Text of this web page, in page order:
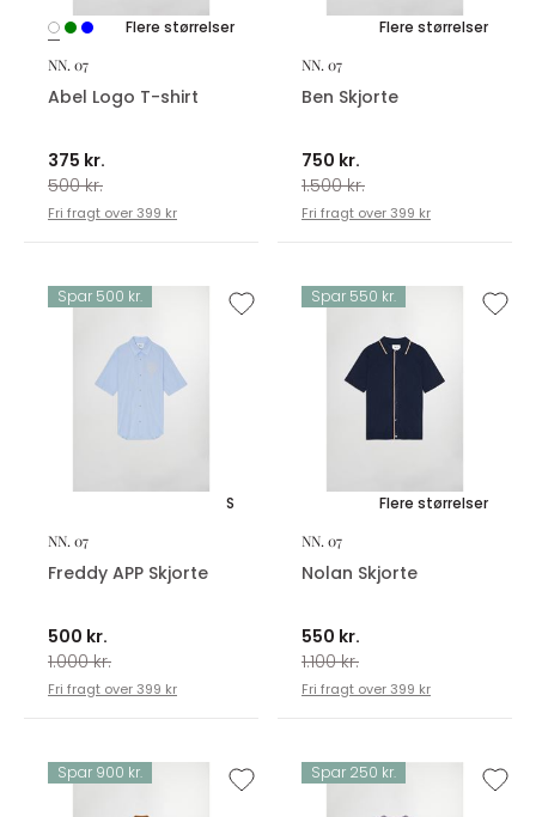
Flere størrelser
NN. 07
Abel Logo T-shirt
375 kr.
500 kr.
Fri fragt over 399 kr
Flere størrelser
NN. 07
Ben Skjorte
750 kr.
1.500 kr.
Fri fragt over 399 kr
Spar 500 kr.
S
NN. 07
Freddy APP Skjorte
500 kr.
1.000 kr.
Fri fragt over 399 kr
Spar 550 kr.
Flere størrelser
NN. 07
Nolan Skjorte
550 kr.
1.100 kr.
Fri fragt over 399 kr
Spar 900 kr. Spar 250 kr.